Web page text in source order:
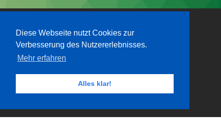
Diese Webseite nutzt Cookies zur
Verbesserung des Nutzererlebnisses.
Mehr erfahren
Alles klar!